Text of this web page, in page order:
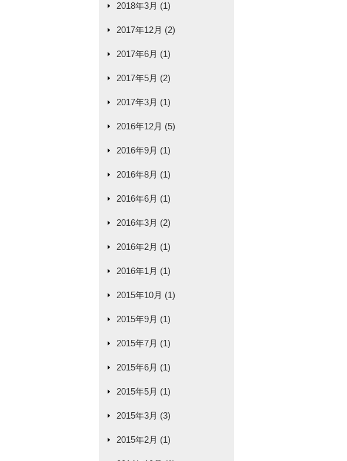
2018年3月 (1)
2017年12月 (2)
2017年6月 (1)
2017年5月 (2)
2017年3月 (1)
2016年12月 (5)
2016年9月 (1)
2016年8月 (1)
2016年6月 (1)
2016年3月 (2)
2016年2月 (1)
2016年1月 (1)
2015年10月 (1)
2015年9月 (1)
2015年7月 (1)
2015年6月 (1)
2015年5月 (1)
2015年3月 (3)
2015年2月 (1)